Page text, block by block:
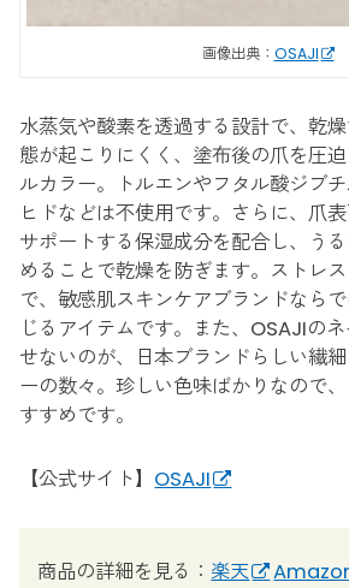
画像出典： OSAJI
水蒸気や酸素を透過する設計で、乾
態が起こりにくく、塗布後の爪を圧
ルカラー。トルエンやフタル酸ジブ
ヒドなどは不使用です。さらに、爪
サポートする保湿成分を配合し、う
めることで乾燥を防ぎます。ストレ
で、敏感肌スキンケアブランドなら
じるアイテムです。また、OSAJIの
せないのが、日本ブランドらしい繊
ーの数々。珍しい色味ばかりなので
すすめです。
【公式サイト】 OSAJI
商品の詳細を見る： 楽天